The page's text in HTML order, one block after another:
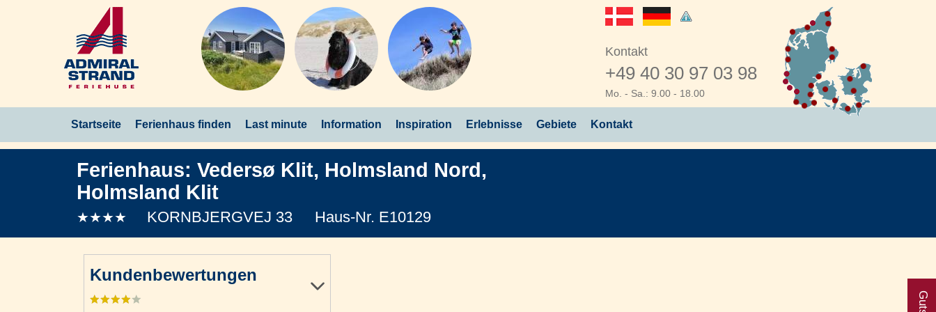
Kontakt
+49 40 30 97 03 98
Mo. - Sa.: 9.00 - 18.00
Startseite Ferienhaus finden Last minute Information Inspiration Erlebnisse Gebiete Kontakt
Ferienhaus: Vedersø Klit, Holmsland Nord,
Holmsland Klit
★★★★ KORNBJERGVEJ 33 Haus-Nr. E10129
Kundenbewertungen